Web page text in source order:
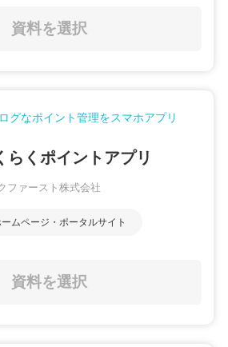
資料を選択
グなポイント管理をスマホアプリ
らくポイントアプリ
ファースト株式会社
ムページ・ポータルサイト
資料を選択